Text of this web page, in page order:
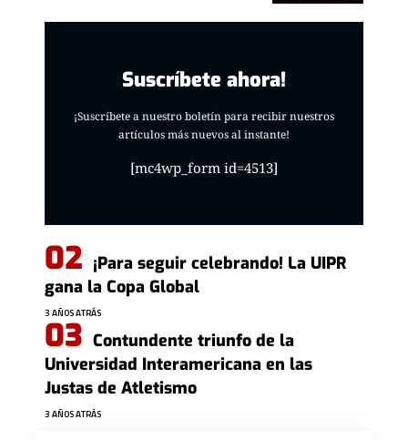
Suscríbete ahora!
¡Suscríbete a nuestro boletín para recibir nuestros
artículos más nuevos al instante!
[mc4wp_form id=4513]
¡Para seguir celebrando! La UIPR
gana la Copa Global
3 AÑOS ATRÁS
Contundente triunfo de la
Universidad Interamericana en las
Justas de Atletismo
3 AÑOS ATRÁS